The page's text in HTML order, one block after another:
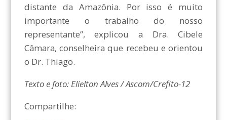
distante da Amazônia. Por isso é muito
importante o trabalho do nosso
representante”, explicou a Dra. Cibele
Câmara, conselheira que recebeu e orientou
o Dr. Thiago.
Texto e foto: Elielton Alves / Ascom/Crefito-12
Compartilhe: